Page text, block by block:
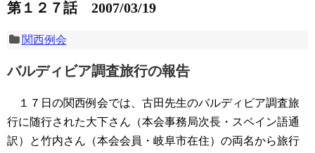
第１２７話 2007/03/19
関西例会
バルディビア調査旅行の報告
１７日の関西例会では、古田先生のバルディビア調査旅
行に随行された大下さん（本会事務局次長・スペイン語通
訳）と竹内さん（本会会員・岐阜市在住）の両名から旅行